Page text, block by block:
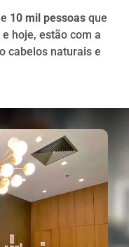
10 mil pessoas que
hoje, estão com a
cabelos naturais e